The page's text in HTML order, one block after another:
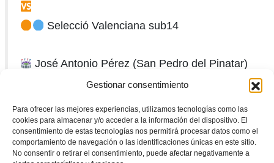
Gestionar consentimiento
Para ofrecer las mejores experiencias, utilizamos tecnologías como las
cookies para almacenar y/o acceder a la información del dispositivo. El
consentimiento de estas tecnologías nos permitirá procesar datos como el
comportamiento de navegación o las identificaciones únicas en este sitio.
No consentir o retirar el consentimiento, puede afectar negativamente a
Selecció Valenciana sub14
José Antonio Pérez (San Pedro del Pinatar)
EN DIRECTE ➥
https://t.co/1DlsIafCgA#SomValenciana
pic.twitter.com/bcuGxASsR9